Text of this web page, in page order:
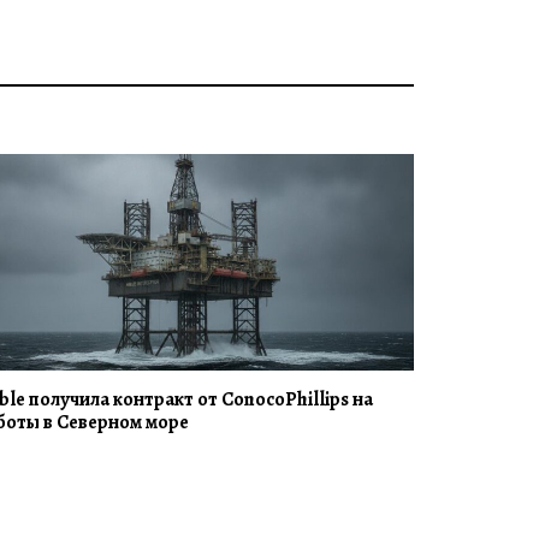
получила контракт от ConocoPhillips на
в Северном море